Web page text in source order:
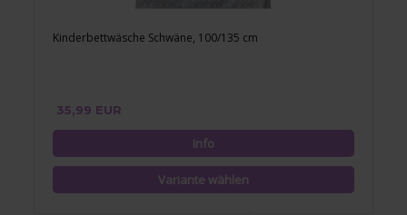
Kinderbettwäsche Schwäne, 100/135 cm
35,99 EUR